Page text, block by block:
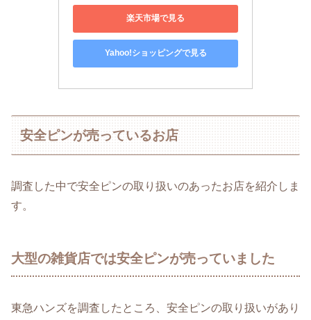
楽天市場で見る
Yahoo!ショッピングで見る
安全ピンが売っているお店
調査した中で安全ピンの取り扱いのあったお店を紹介しま
す。
大型の雑貨店では安全ピンが売っていました
東急ハンズを調査したところ、安全ピンの取り扱いがあり